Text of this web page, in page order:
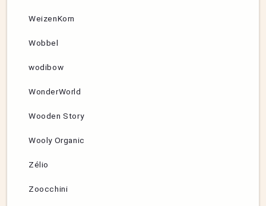
WeizenKorn
Wobbel
wodibow
WonderWorld
Wooden Story
Wooly Organic
Zélio
Zoocchini